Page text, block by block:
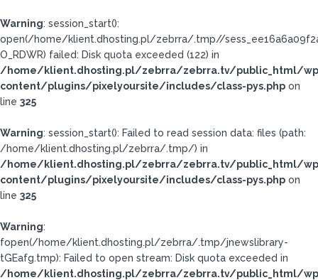
Warning: session_start():
open(/home/klient.dhosting.pl/zebrra/.tmp//
O_RDWR) failed: Disk quota exceeded (122) in
/home/klient.dhosting.pl/zebrra/zebrra.tv/public_html/
content/plugins/pixelyoursite/includes/class-pys.php on
line 325
Warning: session_start(): Failed to read session data: files (path:
/home/klient.dhosting.pl/zebrra/.tmp/) in
/home/klient.dhosting.pl/zebrra/zebrra.tv/public_html/
content/plugins/pixelyoursite/includes/class-pys.php on
line 325
Warning:
fopen(/home/klient.dhosting.pl/zebrra/.tmp/jnewslibrary-
tGEafg.tmp): Failed to open stream: Disk quota exceeded in
/home/klient.dhosting.pl/zebrra/zebrra.tv/public_html/